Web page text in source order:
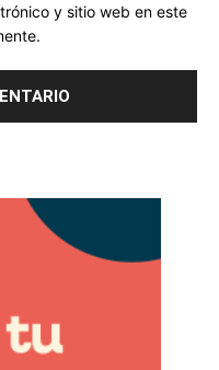
y sitio web en este